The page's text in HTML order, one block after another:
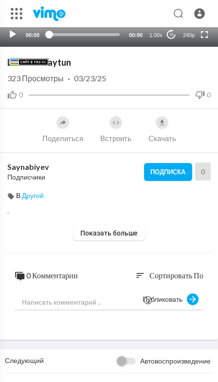
00:00 00:00 1.00x 10 240p
HD
Limon va zaytun
0 0
323 Просмотры · 03/23/25
Поделиться Встроить Скачать
Saynabiyev
Подписчики
ПОДПИСКА 0
В Другой
.
Показать больше
0 Комментарии sort Сортировать По
Публиковать
Следующий Автовоспроизведение